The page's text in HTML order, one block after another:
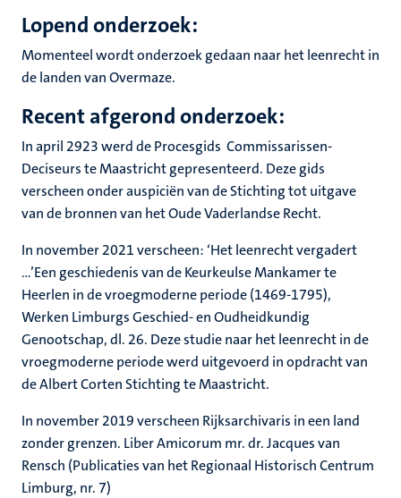
Lopend onderzoek:
Momenteel wordt onderzoek gedaan naar het leenrecht in
de landen van Overmaze.
Recent afgerond onderzoek:
In april 2923 werd de Procesgids Commissarissen-
Deciseurs te Maastricht gepresenteerd. Deze gids
verscheen onder auspiciën van de Stichting tot uitgave
van de bronnen van het Oude Vaderlandse Recht.
In november 2021 verscheen: ‘Het leenrecht vergadert
…’Een geschiedenis van de Keurkeulse Mankamer te
Heerlen in de vroegmoderne periode (1469-1795),
Werken Limburgs Geschied- en Oudheidkundig
Genootschap, dl. 26. Deze studie naar het leenrecht in de
vroegmoderne periode werd uitgevoerd in opdracht van
de Albert Corten Stichting te Maastricht.
In november 2019 verscheen Rijksarchivaris in een land
zonder grenzen. Liber Amicorum mr. dr. Jacques van
Rensch (Publicaties van het Regionaal Historisch Centrum
Limburg, nr. 7)